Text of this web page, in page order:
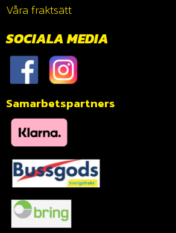
Våra fraktsätt
SOCIALA MEDIA
Samarbetspartners